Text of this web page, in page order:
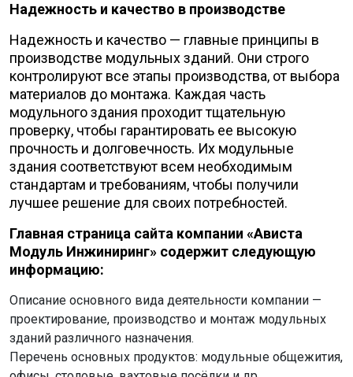
Надежность и качество в производстве
Надежность и качество — главные принципы в
производстве модульных зданий. Они строго
контролируют все этапы производства, от выбора
материалов до монтажа. Каждая часть
модульного здания проходит тщательную
проверку, чтобы гарантировать ее высокую
прочность и долговечность. Их модульные
здания соответствуют всем необходимым
стандартам и требованиям, чтобы получили
лучшее решение для своих потребностей.
Главная страница сайта компании «Ависта
Модуль Инжиниринг» содержит следующую
информацию:
Описание основного вида деятельности компании —
проектирование, производство и монтаж модульных
зданий различного назначения.
Перечень основных продуктов: модульные общежития,